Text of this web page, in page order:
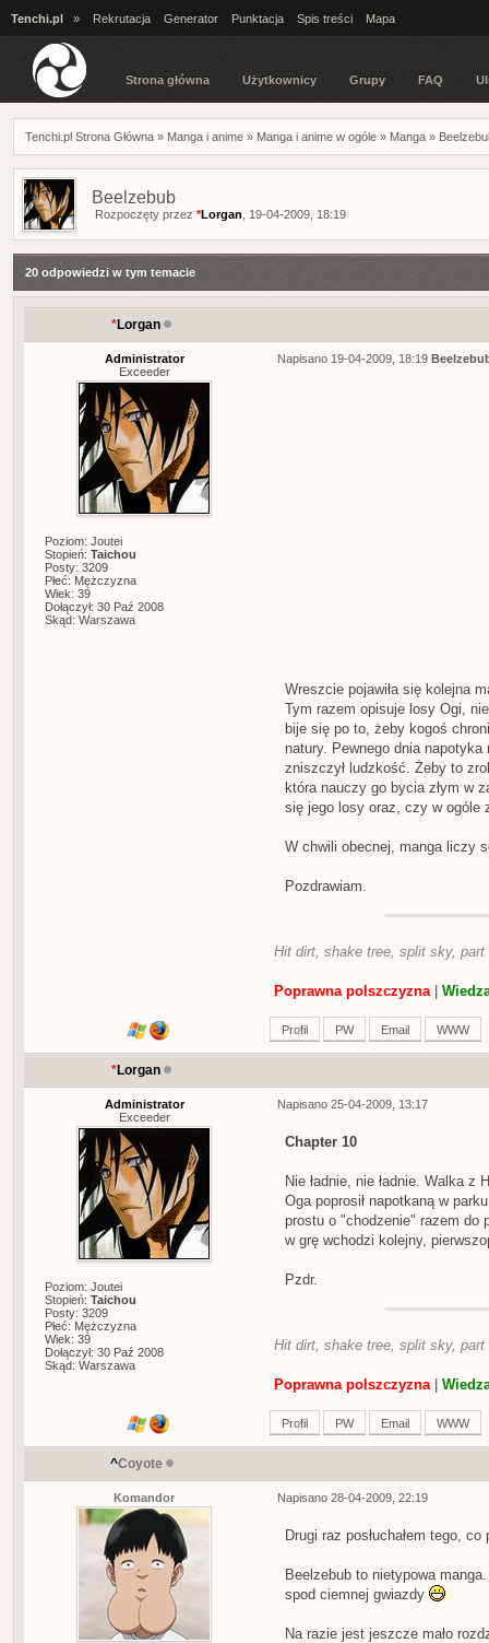
Tenchi.pl » Rekrutacja Generator Punktacja Spis treści Mapa
Strona główna Użytkownicy Grupy FAQ
Tenchi.pl Strona Główna » Manga i anime » Manga i anime w ogóle » Manga »
Beelzebub
Rozpoczęty przez *Lorgan , 19-04-2009, 18:19
20 odpowiedzi w tym temacie
*Lorgan
Administrator
Exceeder
Poziom: Joutei
Stopień: Taichou
Posty: 3209
Płeć: Mężczyzna
Wiek: 39
Dołączył: 30 Paź 2008
Skąd: Warszawa
Napisano 19-04-2009, 18:19
Wreszcie pojawiła się kolejna
Tym razem opisuje losy Ogi,
bije się po to, żeby kogoś
natury. Pewnego dnia napotyka
zniszczył ludzkość. Żeby to
która nauczy go bycia złym w
się jego losy oraz, czy w ogóle
W chwili obecnej, manga liczy
Pozdrawiam.
Hit dirt, shake tree, split sky, part
Poprawna polszczyzna|
Profil PW Email WWW
*Lorgan
Administrator
Exceeder
Poziom: Joutei
Stopień: Taichou
Posty: 3209
Płeć: Mężczyzna
Wiek: 39
Dołączył: 30 Paź 2008
Skąd: Warszawa
Napisano 25-04-2009, 13:17
Chapter 10
Nie ładnie, nie ładnie. Walka
Oga poprosił napotkaną w
prostu o "chodzenie" razem
w grę wchodzi kolejny,
Pzdr.
Hit dirt, shake tree, split sky, part
Poprawna polszczyzna|
Profil PW Email WWW
^Coyote
Komandor Napisano 28-04-2009, 22:19
Drugi raz posłuchałem tego,
Beelzebub to nietypowa
spod ciemnej gwiazdy
Na razie jest jeszcze mało